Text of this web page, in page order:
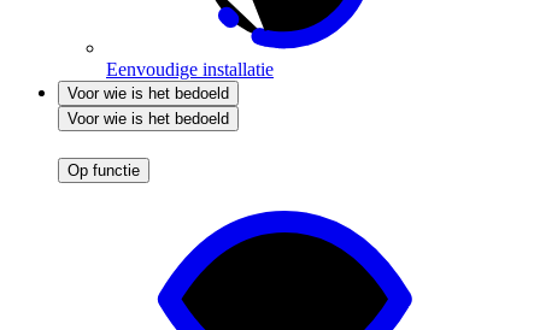
Eenvoudige installatie
Voor wie is het bedoeld
Voor wie is het bedoeld
Op functie